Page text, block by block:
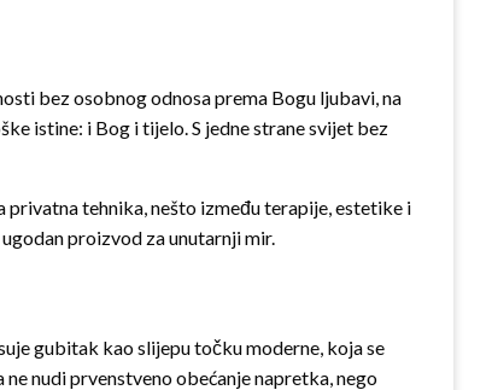
bez osobnog odnosa prema Bogu ljubavi, na
istine: i Bog i tijelo. S jedne strane svijet bez
tehnika, nešto između terapije, estetike i
proizvod za unutarnji mir.
gubitak kao slijepu točku moderne, koja se
nudi prvenstveno obećanje napretka, nego